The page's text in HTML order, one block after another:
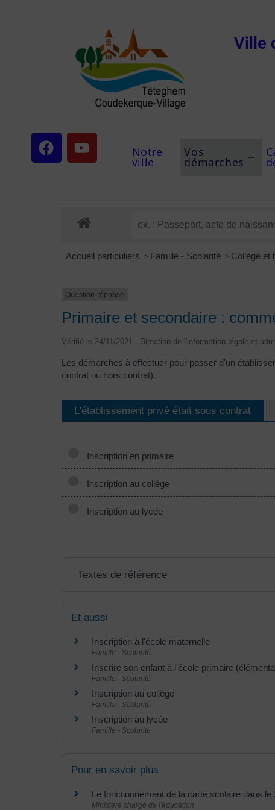
Ville
Notre
ville
Vos
démarches
Accueil particuliers > Famille - Scolarité > Collège et
Question-réponse
Primaire et secondaire :
Vérifié le 24/11/2021 - Direction de l'information légale et
Les démarches à effectuer pour passer d'un
contrat ou hors contrat).
L'établissement privé était sous contrat
Inscription en primaire
Inscription au collège
Inscription au lycée
Textes de référence
Et aussi
Inscription à l'école maternelle
Famille - Scolarité
Inscrire son enfant à l'école primaire
Famille - Scolarité
Inscription au collège
Famille - Scolarité
Inscription au lycée
Famille - Scolarité
Pour en savoir plus
Le fonctionnement de la carte scolaire dans le
Ministère chargé de l'éducation